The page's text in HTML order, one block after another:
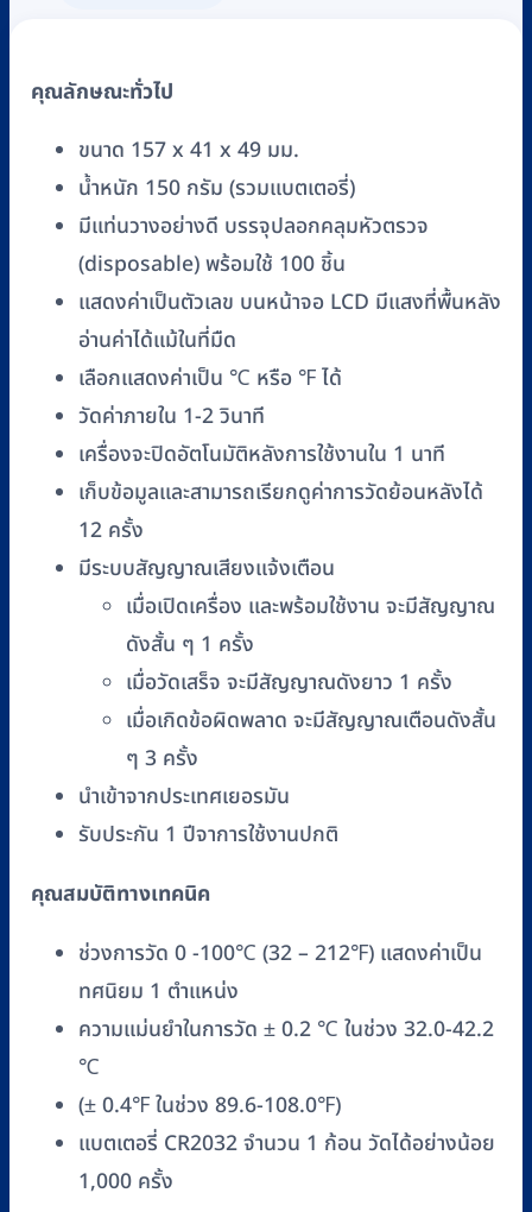
N
ชิ้น
คุณลักษณะทั่วไป
ขนาด 157 x 41 x 49 มม.
น้ำหนัก 150 กรัม (รวมแบตเตอรี่)
มีแท่นวางอย่างดี บรรจุปลอกคลุมหัวตรวจ
(disposable) พร้อมใช้ 100 ชิ้น
แสดงค่าเป็นตัวเลข บนหน้าจอ LCD มีแสงที่พื้นหลัง
อ่านค่าได้แม้ในที่มืด
เลือกแสดงค่าเป็น ℃ หรือ ℉ ได้
วัดค่าภายใน 1-2 วินาที
เครื่องจะปิดอัตโนมัติหลังการใช้งานใน 1 นาที
เก็บข้อมูลและสามารถเรียกดูค่าการวัดย้อนหลังได้
12 ครั้ง
มีระบบสัญญาณเสียงแจ้งเตือน
เมื่อเปิดเครื่อง และพร้อมใช้งาน จะมีสัญญาณ
ดังสั้น ๆ 1 ครั้ง
เมื่อวัดเสร็จ จะมีสัญญาณดังยาว 1 ครั้ง
เมื่อเกิดข้อผิดพลาด จะมีสัญญาณเตือนดังสั้น
ๆ 3 ครั้ง
นำเข้าจากประเทศเยอรมัน
รับประกัน 1 ปีจาการใช้งานปกติ
คุณสมบัติทางเทคนิค
ช่วงการวัด 0 -100℃ (32 – 212℉) แสดงค่าเป็น
ทศนิยม 1 ตำแหน่ง
ความแม่นยำในการวัด ± 0.2 ℃ ในช่วง 32.0-42.2
℃
(± 0.4℉ ในช่วง 89.6-108.0℉)
แบตเตอรี่ CR2032 จำนวน 1 ก้อน วัดได้อย่างน้อย
1,000 ครั้ง